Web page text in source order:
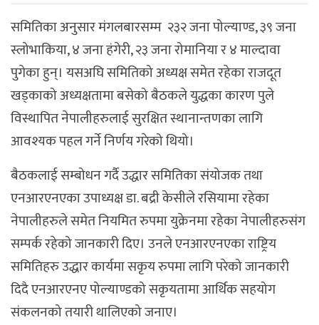
समितिका अनुसार मंगलबारसम्म २३२ जना पोल्याण्ड, ३९ जना
स्लोभाकिया, ४ जना हंगेरी, २३ जना रोमानिया र ४ माल्दावा
पुगेका हुन्। यसअघि समितिको अध्यक्ष समेत रहेका राजदूत
खड्काको अध्यक्षतामा बसेको बैठकले युद्धका कारण पुले
विस्थापित नेपालीहरुलाई सुरक्षित स्थानान्तणका लागि
आवश्यक पहल गर्ने निर्णय गरेको थियो।
बैठकलाई सम्बोधन गर्दै उद्धार समितिका संयोजक तथा
एनआरएनएका उपाध्यक्ष डा. बद्री केसीले रसियामा रहेका
नेपालीहरुले समेत नियमित रुपमा युक्रेनमा रहेका नेपालीहरुसंग
सम्पर्क रहेको जानकारी दिए। उनले एनआरएनएका राष्ट्रिय
समितिहरु उद्धार कार्यमा सकृय रुपमा लागि परेको जानकारी
दिदै एनआरएनए पोल्याण्डको सकृयतामा आर्थिक सहयोग
संकलनको तयारी थालिएको जनाए।